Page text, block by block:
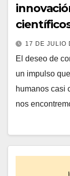
17 DE JULIO
El deseo de
un impulso
humanos casi
nos